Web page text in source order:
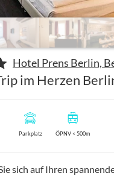
Hotel Prens Berlin,
im Herzen
Parkplatz ÖPNV < 500m
sich auf Ihren